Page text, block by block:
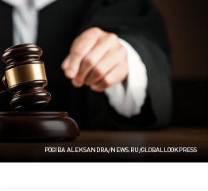
POGIBA ALEKSANDRA/NEWS.RU/GLOBALLOOKPRESS